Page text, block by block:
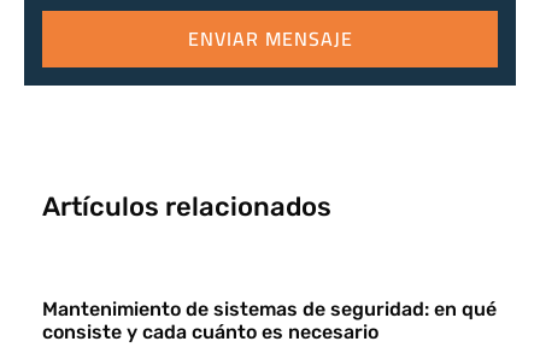
ENVIAR MENSAJE
Artículos relacionados
Mantenimiento de sistemas de seguridad: en qué
consiste y cada cuánto es necesario